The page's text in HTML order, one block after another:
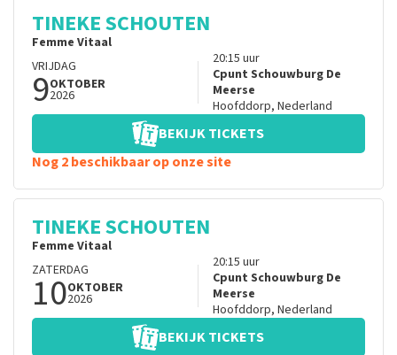
TINEKE SCHOUTEN
Femme Vitaal
VRIJDAG
9OKTOBER
2026
20:15 uur
Cpunt Schouwburg De
Meerse
Hoofddorp, Nederland
BEKIJK TICKETS
Nog 2 beschikbaar op onze site
TINEKE SCHOUTEN
Femme Vitaal
ZATERDAG
10OKTOBER
2026
20:15 uur
Cpunt Schouwburg De
Meerse
Hoofddorp, Nederland
BEKIJK TICKETS